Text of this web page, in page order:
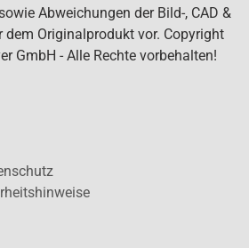
Abweichungen der Bild-, CAD &
dem Originalprodukt vor. Copyright
GmbH - Alle Rechte vorbehalten!